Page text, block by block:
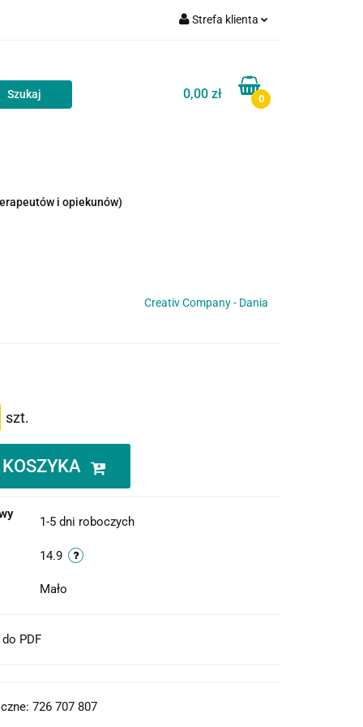
Strefa klienta
Zarejestruj się
Dodaj zgłoszenie
0,00 zł 0
i opiekunów)
Creativ Company - Dania
szt.
1-5 dni roboczych
14.9
Mało
PDF
726 707 807